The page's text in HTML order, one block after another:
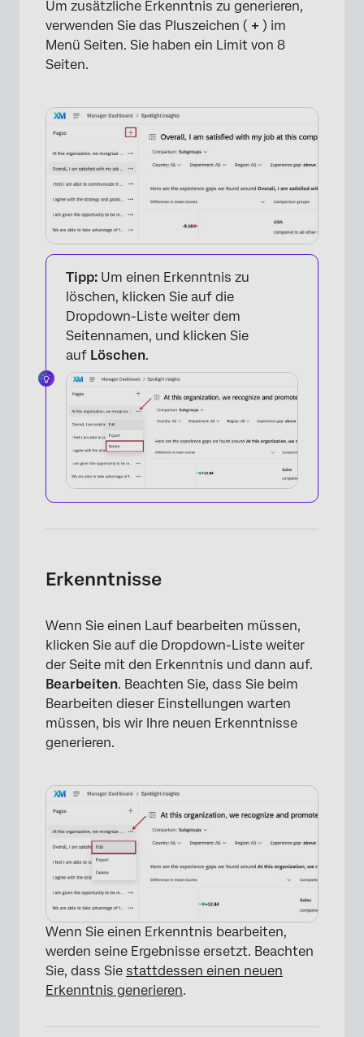
×
Um zusätzliche Erkenntnis zu generieren,
verwenden Sie das Pluszeichen ( + ) im
Menü Seiten. Sie haben ein Limit von 8
Seiten.
×
Tipp: Um einen Erkenntnis zu
löschen, klicken Sie auf die
Dropdown-Liste weiter dem
Seitennamen, und klicken Sie
auf Löschen.
Erkenntnisse
Wenn Sie einen Lauf bearbeiten müssen,
klicken Sie auf die Dropdown-Liste weiter
der Seite mit den Erkenntnis und dann auf.
Bearbeiten. Beachten Sie, dass Sie beim
Bearbeiten dieser Einstellungen warten
müssen, bis wir Ihre neuen Erkenntnisse
generieren.
Wenn Sie einen Erkenntnis bearbeiten,
werden seine Ergebnisse ersetzt. Beachten
Sie, dass Sie stattdessen einen neuen
Erkenntnis generieren.